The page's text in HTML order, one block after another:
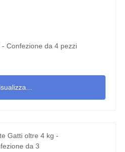
Confezione da 4 pezzi